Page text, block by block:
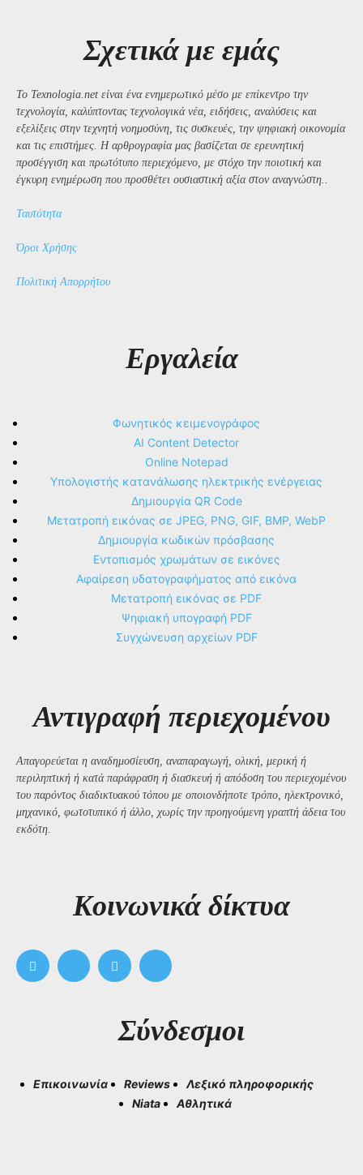
Σχετικά με εμάς
Το Texnologia.net είναι ένα ενημερωτικό μέσο με επίκεντρο την
τεχνολογία, καλύπτοντας τεχνολογικά νέα, ειδήσεις, αναλύσεις και
εξελίξεις στην τεχνητή νοημοσύνη, τις συσκευές, την ψηφιακή οικονομία
και τις επιστήμες. Η αρθρογραφία μας βασίζεται σε ερευνητική
προσέγγιση και πρωτότυπο περιεχόμενο, με στόχο την ποιοτική και
έγκυρη ενημέρωση που προσθέτει ουσιαστική αξία στον αναγνώστη..
Ταυτότητα
Όροι Χρήσης
Πολιτική Απορρήτου
Εργαλεία
Φωνητικός κειμενογράφος
AI Content Detector
Online Notepad
Υπολογιστής κατανάλωσης ηλεκτρικής ενέργειας
Δημιουργία QR Code
Μετατροπή εικόνας σε JPEG, PNG, GIF, BMP, WebP
Δημιουργία κωδικών πρόσβασης
Εντοπισμός χρωμάτων σε εικόνες
Αφαίρεση υδατογραφήματος από εικόνα
Μετατροπή εικόνας σε PDF
Ψηφιακή υπογραφή PDF
Συγχώνευση αρχείων PDF
Αντιγραφή περιεχομένου
Απαγορεύεται η αναδημοσίευση, αναπαραγωγή, ολική, μερική ή
περιληπτική ή κατά παράφραση ή διασκευή ή απόδοση του περιεχομένου
του παρόντος διαδικτυακού τόπου με οποιονδήποτε τρόπο, ηλεκτρονικό,
μηχανικό, φωτοτυπικό ή άλλο, χωρίς την προηγούμενη γραπτή άδεια του
εκδότη.
Kοινωνικά δίκτυα
Σύνδεσμοι
Επικοινωνία Reviews
Λεξικό πληροφορικής
Niata
Αθλητικά